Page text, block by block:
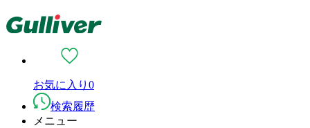
お気に入り 0
検索履歴
メニュー